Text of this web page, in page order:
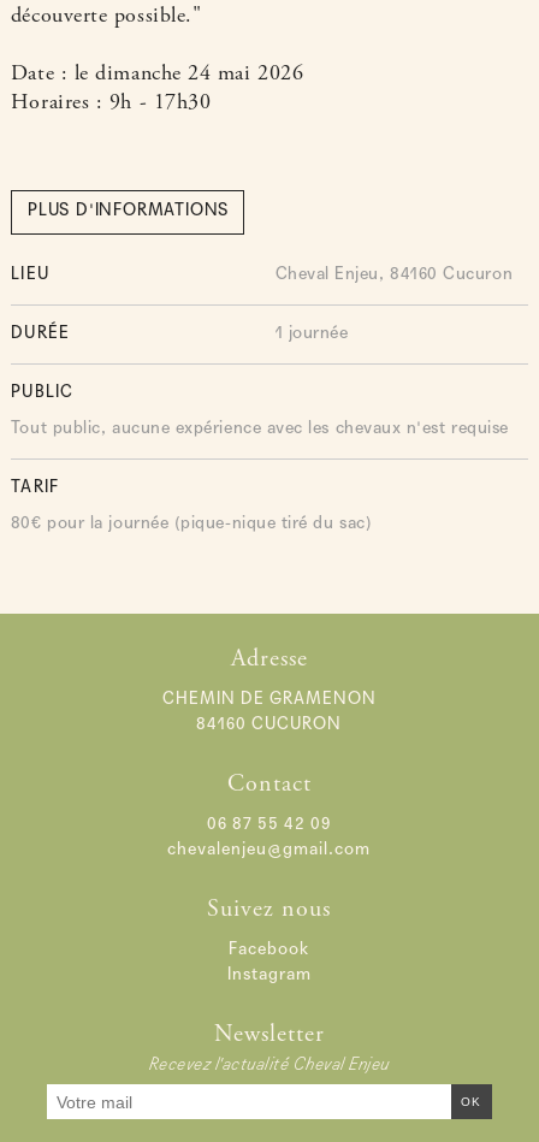
découverte possible."
Date : le dimanche 24 mai 2026
Horaires : 9h - 17h30
PLUS D'INFORMATIONS
LIEU Cheval Enjeu, 84160 Cucuron
DURÉE 1 journée
PUBLIC
Tout public, aucune expérience avec les chevaux n'est requise
TARIF
80€ pour la journée (pique-nique tiré du sac)
Adresse
CHEMIN DE GRAMENON
84160 CUCURON
Contact
06 87 55 42 09
chevalenjeu@gmail.com
Suivez nous
Facebook
Instagram
Newsletter
Recevez l'actualité Cheval Enjeu